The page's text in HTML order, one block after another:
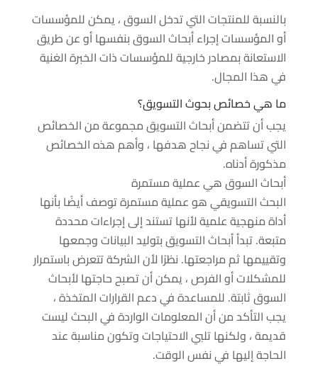
بالنسبة للمنتجات التي تدخل السوق ، يمكن للمؤسسات
أو المؤسسات إجراء أبحاث السوق بنفسها أو عن طريق
الاستعانة بمصادر خارجية للمؤسسات ذات الخبرة الغنية
في هذا المجال.
ما هي خصائص بحوث التسويق؟
يجب أن تتضمن أبحاث التسويق مجموعة من الخصائص
التي تساهم في نجاح هدفها ، وأهم هذه الخصائص
مذكورة أدناه.
أبحاث السوق هي عملية مستمرة
البحث التسويقي هو عملية مستمرة توصف أيضًا بأنها
أداة منهجية علمية لأنها تستند إلى إجراءات محددة
متبعة. تبدأ أبحاث التسويق بتوليد البيانات وجمعها
وتقييمها ثم مراجعتها. نظرًا لأن الشركة تتعرض باستمرار
للمشكلات أو الفرص ، يمكن أن تصبح حاجتها لأبحاث
السوق ثابتة. للمساعدة في دعم القرارات المتخذة ،
يجب التأكد من أن المعلومات الواردة في البحث ليست
قديمة ، ولكنها تلبي الاحتياجات وتكون مناسبة عند
الحاجة إليها في نفس الوقت.